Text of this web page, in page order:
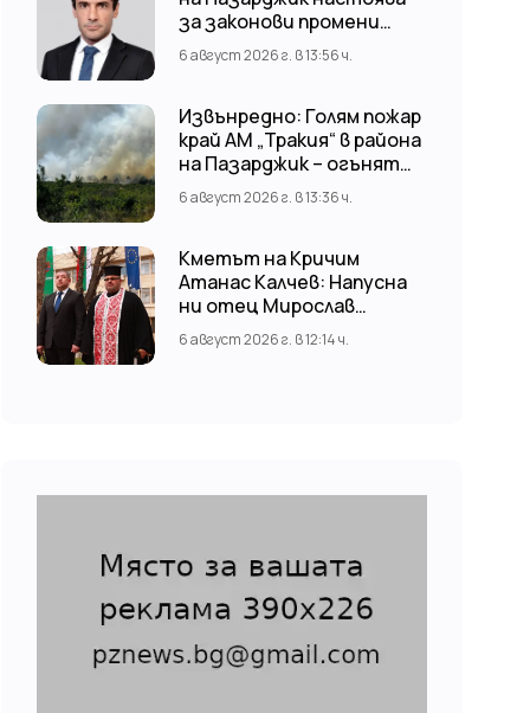
за законови промени
срещу риска от
наводнения
6 август 2026 г. в 13:56 ч.
Извънредно: Голям пожар
край АМ „Тракия“ в района
на Пазарджик – огънят
обхвана и лозови масиви
6 август 2026 г. в 13:36 ч.
Кметът на Кричим
Атанас Калчев: Напусна
ни отец Мирослав
Коларов
6 август 2026 г. в 12:14 ч.